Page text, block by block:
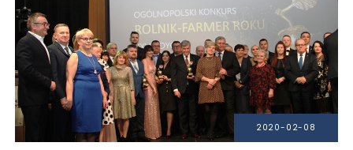
2020-02-08